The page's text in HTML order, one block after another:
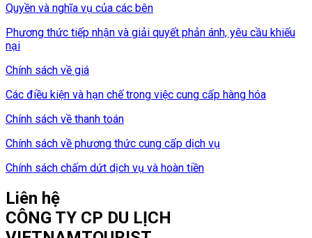
Quyền và nghĩa vụ của các bên
Phương thức tiếp nhận và giải quyết phản ánh, yêu cầu khiếu
nại
Chính sách về giá
Các điều kiện và hạn chế trong việc cung cấp hàng hóa
Chính sách về thanh toán
Chính sách về phương thức cung cấp dịch vụ
Chính sách chấm dứt dịch vụ và hoàn tiền
Liên hệ
CÔNG TY CP DU LỊCH